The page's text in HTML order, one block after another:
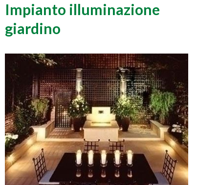
Impianto illuminazione
giardino